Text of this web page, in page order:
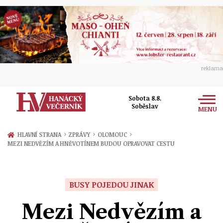
reklama
Sobota 8.8.
Soběslav
MENU
Zprávy
Přerov
Ekonomika
Ženy
Sport
HLAVNÍ STRANA › ZPRÁVY › OLOMOUC ›
MEZI NEDVĚZÍM A HNĚVOTÍNEM BUDOU OPRAVOVAT CESTU
BUSY POJEDOU JINAK
Mezi Nedvězím a